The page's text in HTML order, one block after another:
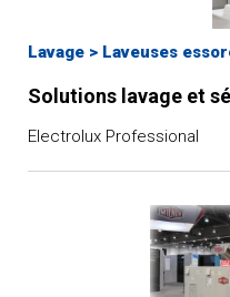
Lavage > Laveuses
Solutions lavage et
Electrolux Professional